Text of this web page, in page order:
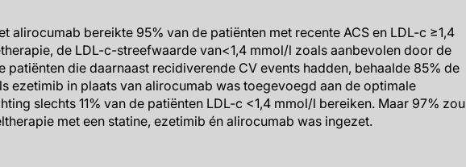
alirocumab bereikte 95% van de patiënten met recente ACS en LDL-c ≥1,4
de LDL-c-streefwaarde van<1,4 mmol/l zoals aanbevolen door de
patiënten die daarnaast recidiverende CV events hadden, behaalde 85% de
ezetimib in plaats van alirocumab was toegevoegd aan de optimale
slechts 11% van de patiënten LDL-c <1,4 mmol/l bereiken. Maar 97% zou
met een statine, ezetimib én alirocumab was ingezet.